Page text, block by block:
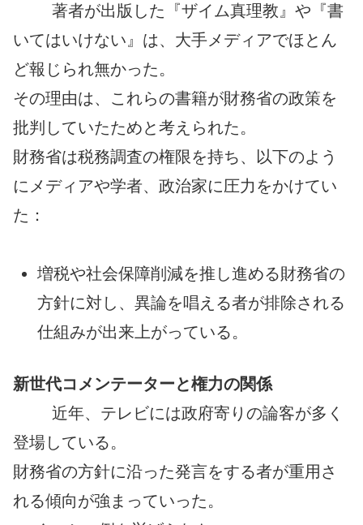
著者が出版した『ザイム真理教』や『書
いてはいけない』は、大手メディアでほとん
ど報じられ無かった。
その理由は、これらの書籍が財務省の政策を
批判していたためと考えられた。
財務省は税務調査の権限を持ち、以下のよう
にメディアや学者、政治家に圧力をかけてい
た：
増税や社会保障削減を推し進める財務省の
方針に対し、異論を唱える者が排除される
仕組みが出来上がっている。
新世代コメンテーターと権力の関係
近年、テレビには政府寄りの論客が多く
登場している。
財務省の方針に沿った発言をする者が重用さ
れる傾向が強まっていった。